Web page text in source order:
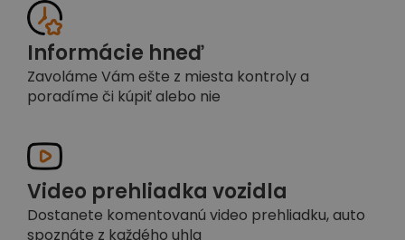
Informácie hneď
Zavoláme Vám ešte z miesta kontroly a
poradíme či kúpiť alebo nie
Video prehliadka vozidla
Dostanete komentovanú video prehliadku, auto
spoznáte z každého uhla